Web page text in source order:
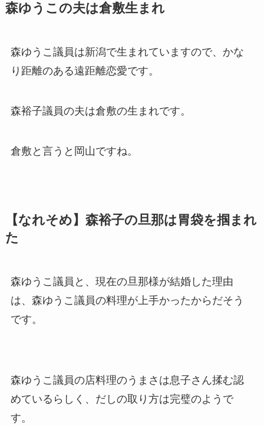
森ゆうこ の夫は倉敷生まれ
森ゆうこ議員は新潟で生まれていますので、かな
り距離のある遠距離恋愛です。
森裕子議員の夫は倉敷の生まれです。
倉敷と言うと岡山ですね。
【なれそめ】 森裕子の旦那は胃袋を掴まれ
た
森ゆうこ議員と、現在の旦那様が結婚した理由
は、森ゆうこ議員の料理が上手かったからだそう
です。
森ゆうこ議員の店料理のうまさは息子さん揉む認
めているらしく、だしの取り方は完璧のようで
す。